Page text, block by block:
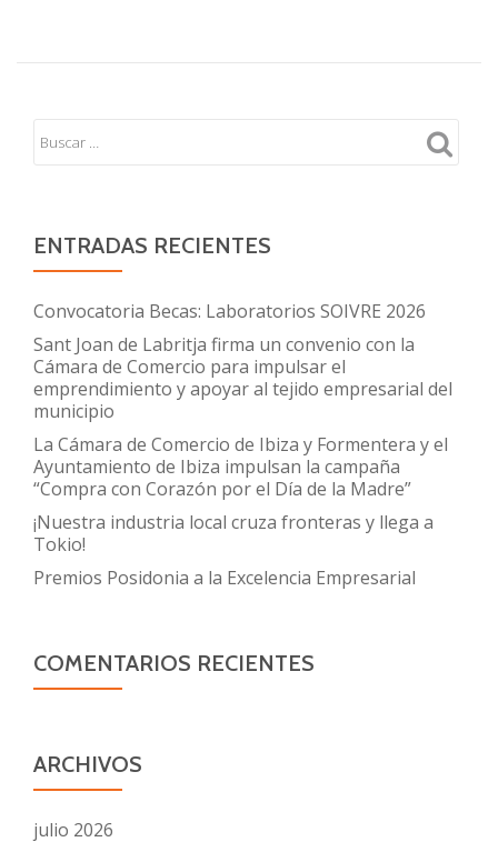
ENTRADAS RECIENTES
Convocatoria Becas: Laboratorios SOIVRE 2026
Sant Joan de Labritja firma un convenio con la
Cámara de Comercio para impulsar el
emprendimiento y apoyar al tejido empresarial del
municipio
La Cámara de Comercio de Ibiza y Formentera y el
Ayuntamiento de Ibiza impulsan la campaña
“Compra con Corazón por el Día de la Madre”
¡Nuestra industria local cruza fronteras y llega a
Tokio!
Premios Posidonia a la Excelencia Empresarial
COMENTARIOS RECIENTES
ARCHIVOS
julio 2026